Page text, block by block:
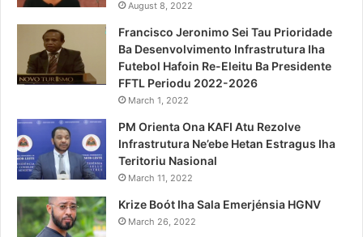
August 8, 2022
Francisco Jeronimo Sei Tau Prioridade
Ba Desenvolvimento Infrastrutura Iha
Futebol Hafoin Re-Eleitu Ba Presidente
FFTL Periodu 2022-2026
March 1, 2022
PM Orienta Ona KAFI Atu Rezolve
Infrastrutura Ne’ebe Hetan Estragus Iha
Teritoriu Nasional
March 11, 2022
Krize Boót Iha Sala Emerjénsia HGNV
March 26, 2022